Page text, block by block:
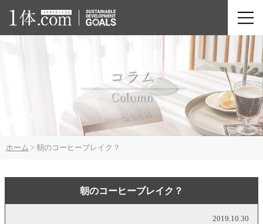
ホーム > 朝のコーヒーブレイク？
朝のコーヒーブレイク？
2019.10.30